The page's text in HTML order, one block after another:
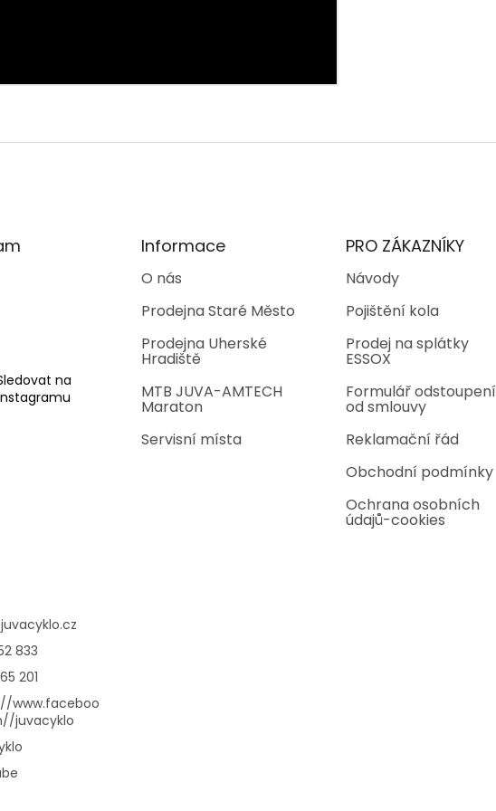
na
Informace
O nás
Prodejna Staré Město
Prodejna Uherské
Hradiště
MTB JUVA-AMTECH
Maraton
Servisní místa
PRO ZÁKAZNÍKY
Návody
Pojištění kola
Prodej na splátky
ESSOX
Formulář odstoupení
od smlouvy
Reklamační řád
Obchodní podmínky
Ochrana osobních
údajů-cookies
juvacyklo.cz
833
201
www.faceboo
juvacyklo